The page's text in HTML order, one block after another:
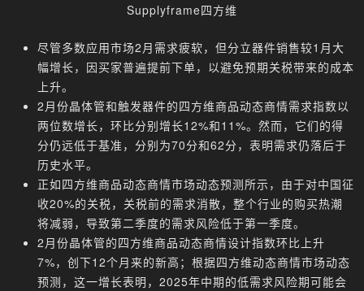
Supplyframe四方维
尽管多数应用市场2月需求疲软，但分立器件销售较1月大
幅增长，因买家普遍提前下单，以避免预期关税带来的成本
上升。
2月份晶体管和触发器件的四方维商品动态商情需求指数以
两位数增长，环比分别增长12%和11%。然而，它们的得
分仍远低于基准，分别为70分和62分，表明需求仍落后于
历史水平。
正如四方维商品动态商情市场动态预测所示，由于对中国征
收20%的关税，关税前的需求消散，整个行业的购买热潮
将减弱，导致第二季度的需求风险低于第一季度。
2月份晶体管的四方维商品动态商情设计指数环比上升
7%，创下12个月来的新高；根据四方维动态商情市场动态
预测，这一增长表明，2025年中期的低需求风险期可能会